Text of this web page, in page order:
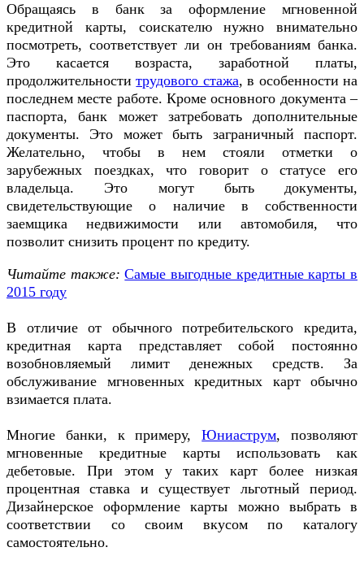
Обращаясь в банк за оформление мгновенной
кредитной карты, соискателю нужно внимательно
посмотреть, соответствует ли он требованиям банка.
Это касается возраста, заработной платы,
продолжительноститрудового стажа, в особенности на
последнем месте работе. Кроме основного документа –
паспорта, банк может затребовать дополнительные
документы. Это может быть заграничный паспорт.
Желательно, чтобы в нем стояли отметки о
зарубежных поездках, что говорит о статусе его
владельца. Это могут быть документы,
свидетельствующие о наличие в собственности
заемщика недвижимости или автомобиля, что
позволит снизить процент по кредиту.
Читайте также: Самые выгодные кредитные карты в
2015 году
В отличие от обычного потребительского кредита,
кредитная карта представляет собой постоянно
возобновляемый лимит денежных средств. За
обслуживание мгновенных кредитных карт обычно
взимается плата.
Многие банки, к примеру,Юниаструм, позволяют
мгновенные кредитные карты использовать как
дебетовые. При этом у таких карт более низкая
процентная ставка и существует льготный период.
Дизайнерское оформление карты можно выбрать в
соответствии со своим вкусом по каталогу
самостоятельно.